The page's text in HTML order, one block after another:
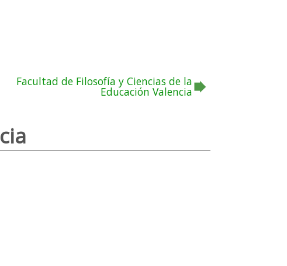
Facultad de Filosofía y Ciencias de la
Educación Valencia